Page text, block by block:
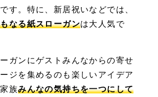
す。特に、新居祝いなどでは、
なる紙スローガンは大人気で
ガンにゲストみんなからの寄せ
ジを集めるのも楽しいアイデア
族みんなの気持ちを一つにして